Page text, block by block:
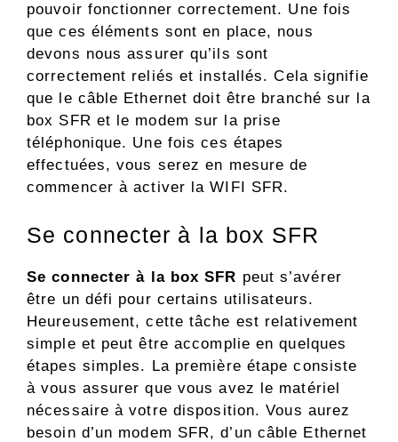
pouvoir fonctionner correctement. Une fois
que ces éléments sont en place, nous
devons nous assurer qu’ils sont
correctement reliés et installés. Cela signifie
que le câble Ethernet doit être branché sur la
box SFR et le modem sur la prise
téléphonique. Une fois ces étapes
effectuées, vous serez en mesure de
commencer à activer la WIFI SFR.
Se connecter à la box SFR
Se connecter à la box SFR peut s’avérer
être un défi pour certains utilisateurs.
Heureusement, cette tâche est relativement
simple et peut être accomplie en quelques
étapes simples. La première étape consiste
à vous assurer que vous avez le matériel
nécessaire à votre disposition. Vous aurez
besoin d’un modem SFR, d’un câble Ethernet